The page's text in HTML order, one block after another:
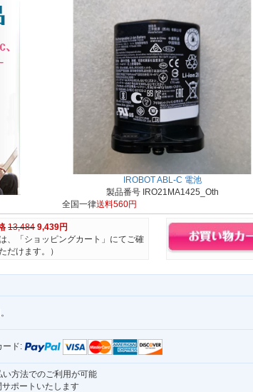
IROBOT ABL-C 電池
製品番号 IRO21MA1425_Oth
全国一律送料560円
13,484 9,439円
、「ショッピングカート」にてご確
だけます。）
ード:
い方法でのご利用が可能
ポートいたします